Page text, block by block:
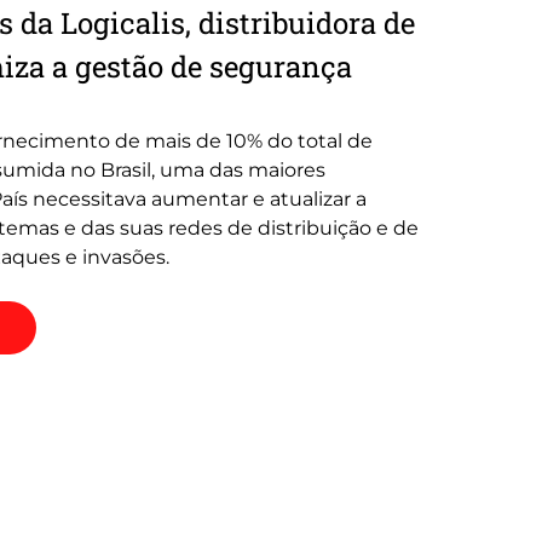
da Logicalis, distribuidora de
a gestão de segurança
de mais de 10% do total de
no Brasil, uma das maiores
necessitava aumentar e atualizar a
e das suas redes de distribuição e de
e invasões.